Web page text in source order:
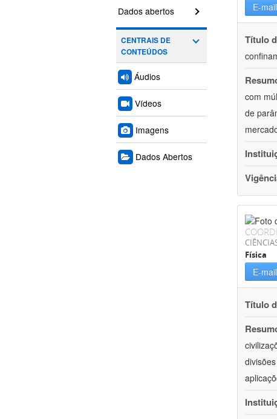
Dados abertos
CENTRAIS DE
CONTEÚDOS
Áudios
Vídeos
Imagens
Dados Abertos
E-mail
Título
com
de
Física
E-mail
Título